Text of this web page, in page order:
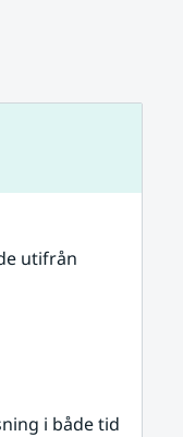
utifrån
i både tid